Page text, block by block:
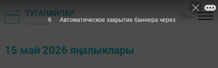
ТУГАНАЙЛАР
Татарстан
15 май 2026 яңалыклары
6 Автоматическое закрытие баннера через